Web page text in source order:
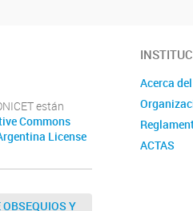
están
Commons
License
OBSEQUIOS Y
Acerca
ACTAS